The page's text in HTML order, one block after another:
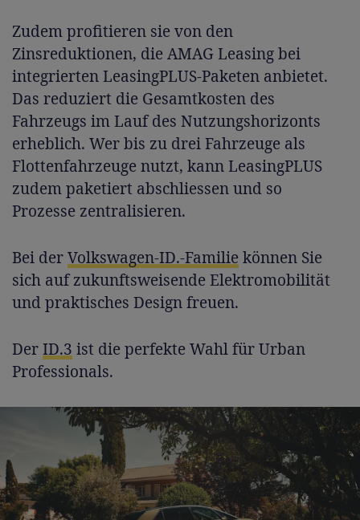
Zudem profitieren sie von den
Zinsreduktionen, die AMAG Leasing bei
integrierten LeasingPLUS-Paketen anbietet.
Das reduziert die Gesamtkosten des
Fahrzeugs im Lauf des Nutzungshorizonts
erheblich. Wer bis zu drei Fahrzeuge als
Flottenfahrzeuge nutzt, kann LeasingPLUS
zudem paketiert abschliessen und so
Prozesse zentralisieren.
Bei derVolkswagen-ID.-Familiekönnen Sie
sich auf zukunftsweisende Elektromobilität
und praktisches Design freuen.
DerID.3 ist die perfekte Wahl für Urban
Professionals.